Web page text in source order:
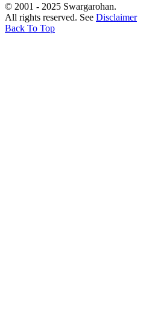
© 2001 - 2025 Swargarohan.
All rights reserved. See Disclaimer
Back To Top